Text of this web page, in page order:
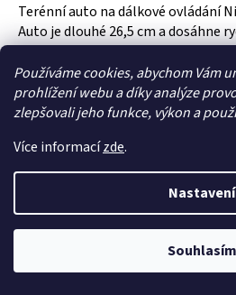
Používáme cookies, abychom Vám
prohlížení webu a díky analýze
zlepšovali jeho funkce, výkon a
Více informacízde.
Nastavení
Souhlasím
Terénní auto na dálkové ovládání
Auto je dlouhé 26,5 cm a dosáhne
Zelená karoserie s velkými